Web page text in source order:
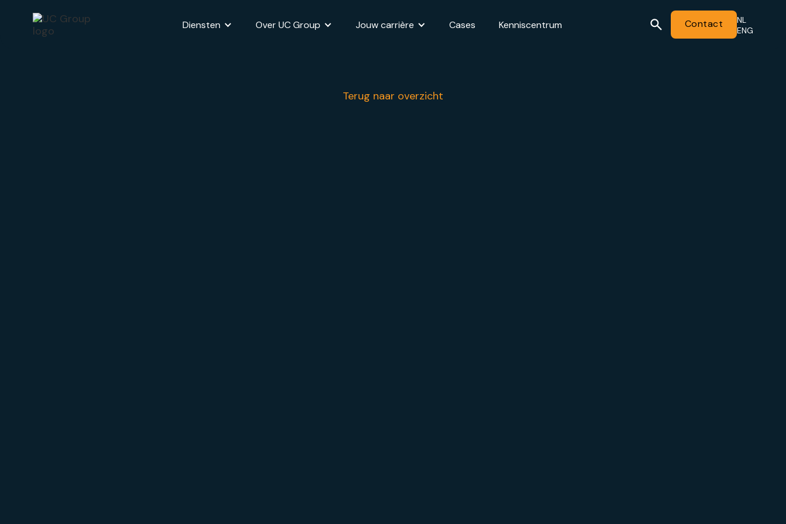
Diensten Over UC Group Jouw carrière Cases Kenniscentrum Contact
NL
ENG
Terug naar overzicht